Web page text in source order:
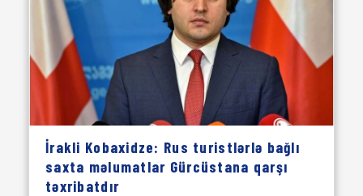
İrakli Kobaxidze: Rus turistlərlə bağlı
saxta məlumatlar Gürcüstana qarşı
təxribatdır